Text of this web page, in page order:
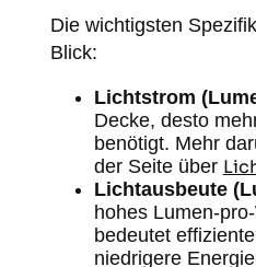
Die wichtigsten
Blick:
Lichtstrom
Decke, desto
benötigt. Mehr
der Seite über
Lichtausbeute
hohes Lumen-
bedeutet
niedrigere